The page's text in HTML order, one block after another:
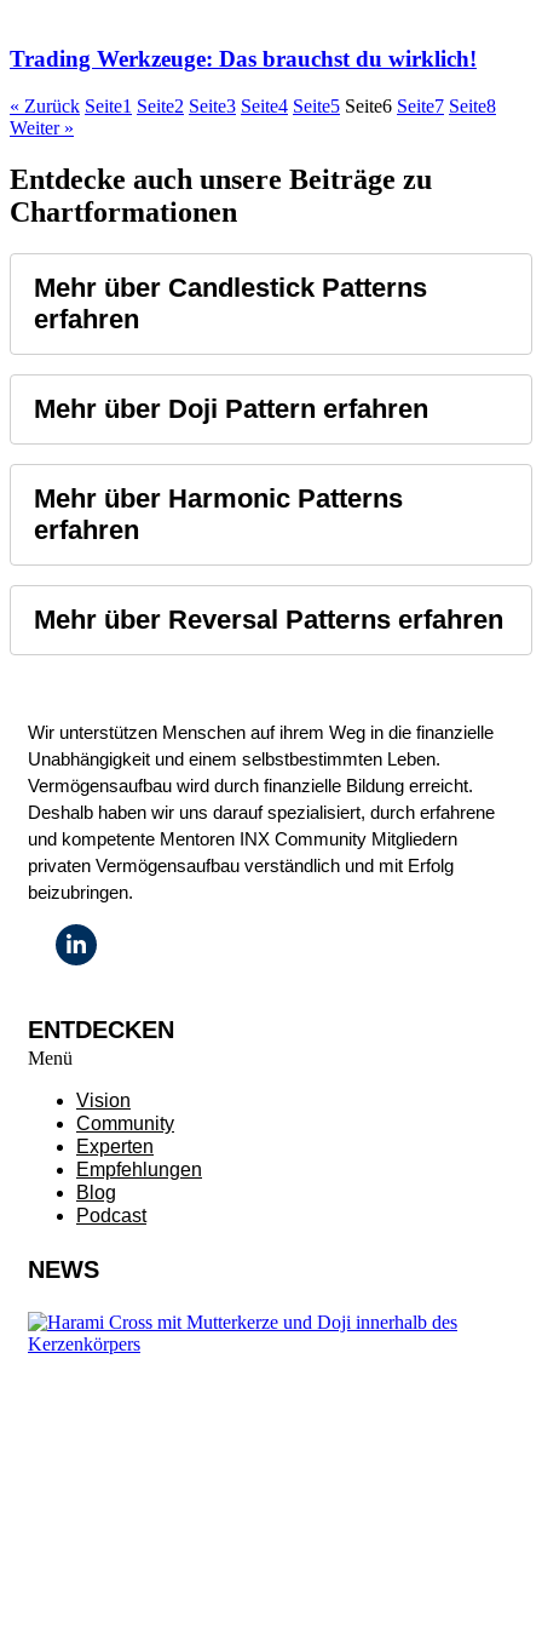
Trading Werkzeuge: Das brauchst du wirklich!
« Zurück Seite1 Seite2 Seite3 Seite4 Seite5 Seite6 Seite7 Seite8
Weiter »
Entdecke auch unsere Beiträge zu
Chartformationen
Mehr über Candlestick Patterns
erfahren
Mehr über Doji Pattern erfahren
Mehr über Harmonic Patterns
erfahren
Mehr über Reversal Patterns erfahren
Wir unterstützen Menschen auf ihrem Weg in die finanzielle
Unabhängigkeit und einem selbstbestimmten Leben.
Vermögensaufbau wird durch finanzielle Bildung erreicht.
Deshalb haben wir uns darauf spezialisiert, durch erfahrene
und kompetente Mentoren INX Community Mitgliedern
privaten Vermögensaufbau verständlich und mit Erfolg
beizubringen.
ENTDECKEN
Menü
Vision
Community
Experten
Empfehlungen
Blog
Podcast
NEWS